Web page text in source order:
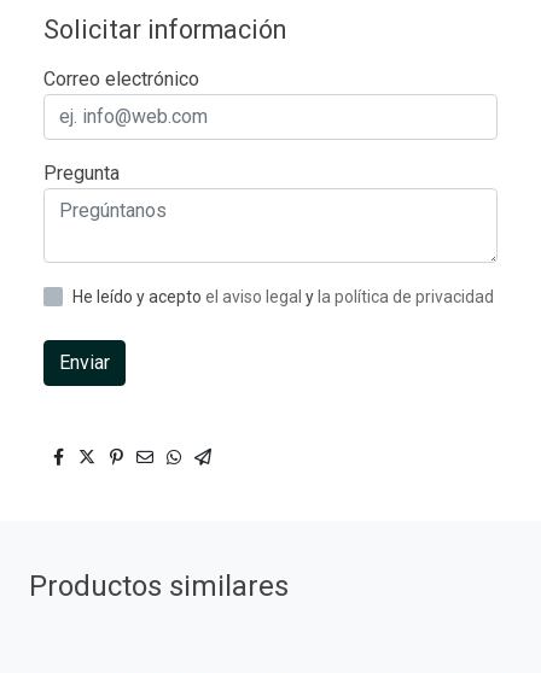
Solicitar información
Correo electrónico
Pregunta
He leído y acepto el aviso legal y la política de privacidad
Enviar
Productos similares